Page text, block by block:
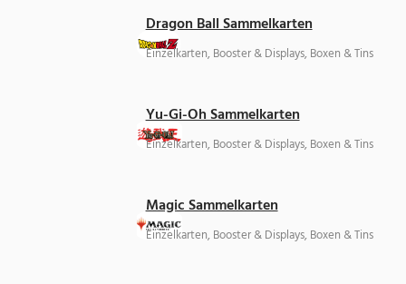
Dragon Ball Sammelkarten
Einzelkarten, Booster & Displays, Boxen & Tins
Yu-Gi-Oh Sammelkarten
Einzelkarten, Booster & Displays, Boxen & Tins
Magic Sammelkarten
Einzelkarten, Booster & Displays, Boxen & Tins